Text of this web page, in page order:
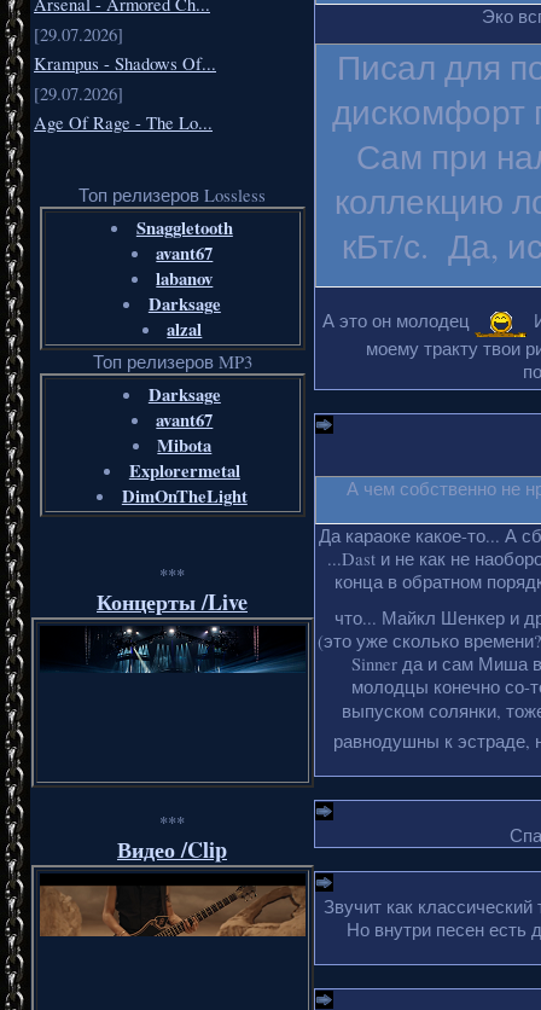
[29.07.2026]
Krampus - Shadows Of...
[29.07.2026]
Age Of Rage - The Lo...
Топ релизеров Lossless
Snaggletooth
avant67
labanov
Darksage
alzal
Топ релизеров MP3
Darksage
avant67
Mibota
Explorermetal
DimOnTheLight
***
Концерты /Live
***
Видео /Clip
Эко
Писал для
дискомфорт
Сам при
коллекцию
кБт/с. Да,
А это он молодец
моему тракту твои
А чем собственно не
Да караоке какое-то... А
...Dast и не как не
конца в обратном
что... Майкл Шенкер и
(это уже сколько
Sinner да и сам Миша
молодцы конечно со-
выпуском солянки,
равнодушны к эстраде,
Звучит как
Но внутри песен есть